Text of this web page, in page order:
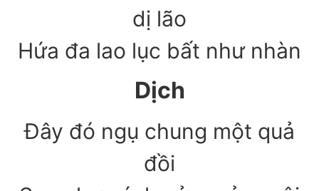
dị lão
Hứa đa lao lục bất như nhàn
Dịch
Đây đó ngụ chung một quả
đồi